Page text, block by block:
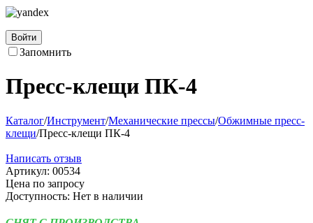
Войти
Запомнить
Пресс-клещи ПК-4
Каталог/Инструмент/Механические прессы/Обжимные пресс-
клещи/Пресс-клещи ПК-4
Написать отзыв
Артикул: 00534
Цена по запросу
Доступность: Нет в наличии